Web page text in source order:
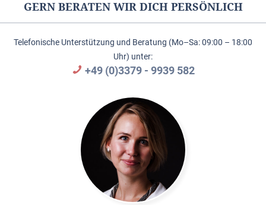
GERN BERATEN WIR DICH PERSÖNLICH
Telefonische Unterstützung und Beratung (Mo–Sa: 09:00 – 18:00
Uhr) unter:
+49 (0)3379 - 9939 582